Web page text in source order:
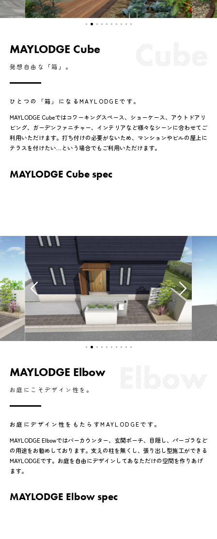
MAYLODGE Cube
発想自由な「箱」。
ひとつの「箱」になるMAYLODGEです。
MAYLODGE Cubeではコワーキングスペース、ショーケース、アウトドアリ
ビング、ガーデンファニチャー、インテリアなど様々なシーンに合わせてご
利用いただけます。打ち付けの必要がないため、マンションやビルの屋上に
テラスを付けたい…という場合でもご利用いただけます。
MAYLODGE Cube spec
MAYLODGE Elbow
お庭にこそデザイン性を。
お庭にデザイン性をもたらすMAYLODGEです。
MAYLODGE Elbowではバーカウンター、玄関ポーチ、目隠し、パーゴラなど
の用途をお勧めしております。支えの柱を無くし、張り出し型施工ができる
MAYLODGEです。お庭を自由にデザインしてあなただけの空間を作りあげ
ます。
MAYLODGE Elbow spec